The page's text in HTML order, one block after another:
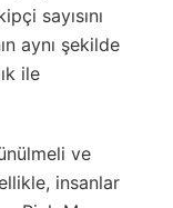
sayısını
aynı şekilde
ile
ve
insanlar